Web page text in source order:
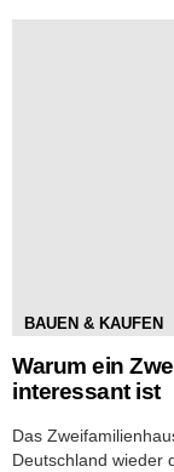
BAUEN & KAUFEN
Warum ein
interessant ist
Das
Deutschland wieder